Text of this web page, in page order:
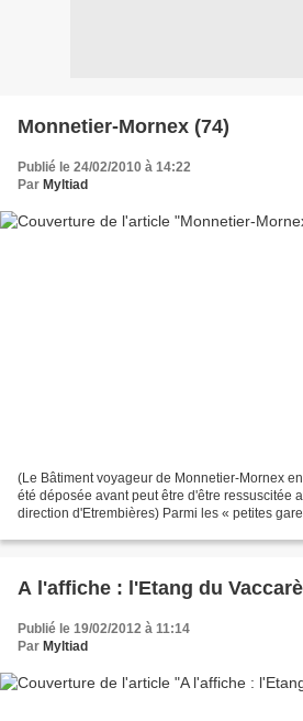
Monnetier-Mornex (74)
Publié le 24/02/2010 à 14:22
Par Myltiad
(Le Bâtiment voyageur de Monnetier-Mornex
été déposée avant peut être d'être ressuscitée
direction d'Etrembières) Parmi les « petites
A l'affiche : l'Etang du
Publié le 19/02/2012 à 11:14
Par Myltiad